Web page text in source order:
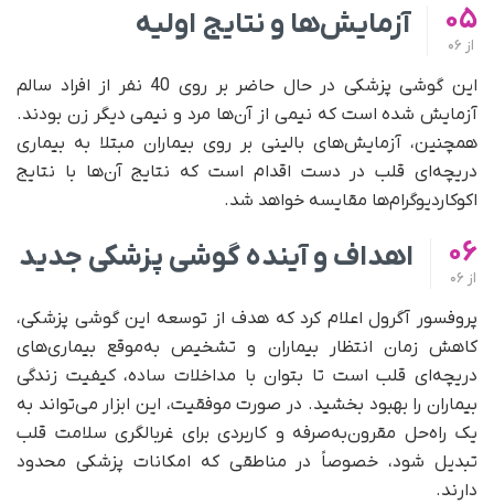
05
از
آزمایش‌ها و نتایج اولیه
این گوشی پزشکی در حال حاضر بر روی 40 نفر از افراد سالم
آزمایش شده است که نیمی از آن‌ها مرد و نیمی دیگر زن بودند.
همچنین، آزمایش‌های بالینی بر روی بیماران مبتلا به بیماری
دریچه‌ای قلب در دست اقدام است که نتایج آن‌ها با نتایج
اکوکاردیوگرام‌ها مقایسه خواهد شد.
06
از
اهداف و آینده گوشی پزشکی جدید
پروفسور آگرول اعلام کرد که هدف از توسعه این گوشی پزشکی،
کاهش زمان انتظار بیماران و تشخیص به‌موقع بیماری‌های
دریچه‌ای قلب است تا بتوان با مداخلات ساده، کیفیت زندگی
بیماران را بهبود بخشید. در صورت موفقیت، این ابزار می‌تواند به
یک راه‌حل مقرون‌به‌صرفه و کاربردی برای غربالگری سلامت قلب
تبدیل شود، خصوصاً در مناطقی که امکانات پزشکی محدود
دارند.